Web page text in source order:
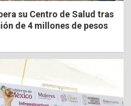
su Centro de Salud tras
de 4 millones de pesos